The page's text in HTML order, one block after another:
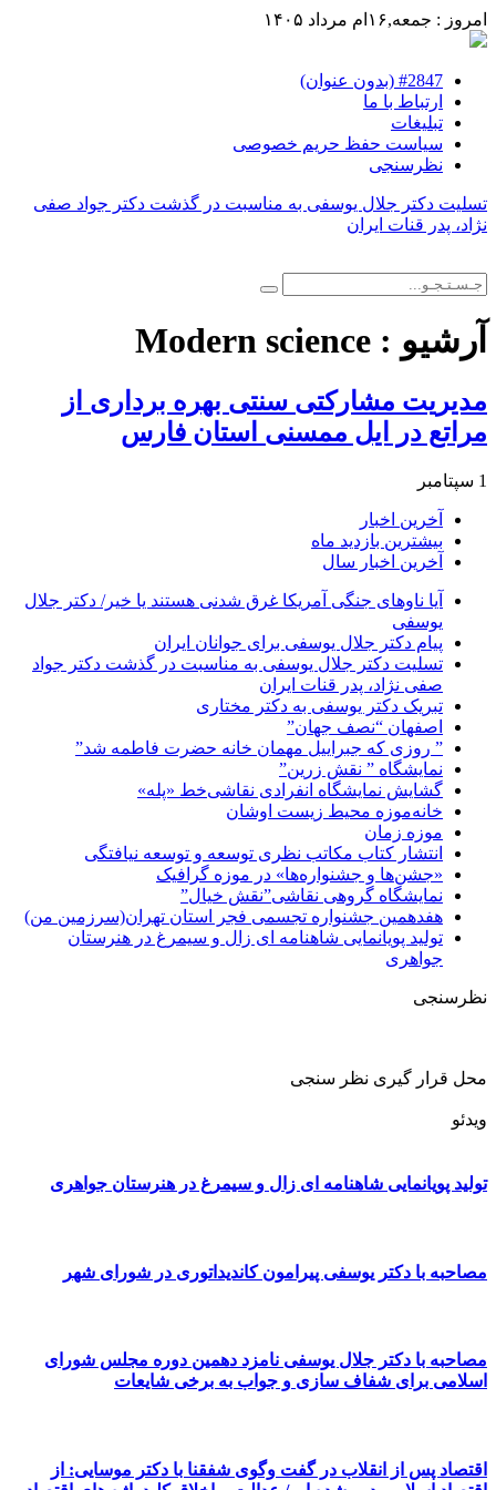
امروز : جمعه,۱۶ام مرداد ۱۴۰۵
#2847 (بدون عنوان)
ارتباط با ما
تبلیغات
سیاست حفظ حریم خصوصی
نظرسنجی
تسلیت دکتر جلال یوسفی به مناسبت در گذشت دکتر جواد صفی
نژاد، پدر قنات ایران
آرشیو : Modern science
مدیریت مشارکتی سنتی بهره برداری از
مراتع در ایل ممسنی استان فارس
1 سپتامبر
آخرین اخبار
بیشترین بازدید ماه
آخرین اخبار سال
آیا ناوهای جنگی آمریکا غرق شدنی هستند یا خیر/ دکتر جلال
یوسفی
پیام دکتر جلال یوسفی برای جوانان ایران
تسلیت دکتر جلال یوسفی به مناسبت در گذشت دکتر جواد
صفی نژاد، پدر قنات ایران
تبریک دکتر یوسفی به دکتر مختاری
اصفهان “نصف جهان”
” روزی که جبراییل مهمان خانه حضرت فاطمه شد”
نمایشگاه ” نقش زرین”
گشایش نمایشگاه انفرادی نقاشی‌خط «پله»
خانه‌موزه محیط‌ زیست اوشان
موزه زمان
انتشار کتاب مکاتب نظری توسعه و توسعه نیافتگی
«جشن‌ها و جشنواره‌ها» در موزه گرافیک
نمایشگاه گروهی نقاشی”نقش خیال”
هفدهمین جشنواره تجسمی فجر استان تهران(سرزمین من)
تولید پویانمایی شاهنامه ای زال و سیمرغ در هنرستان
جواهری
نظرسنجی
محل قرار گیری نظر سنجی
ویدئو
تولید پویانمایی شاهنامه ای زال و سیمرغ در هنرستان جواهری
مصاحبه با دکتر یوسفی پیرامون کاندیداتوری در شورای شهر
مصاحبه با دکتر جلال یوسفی نامزد دهمین دوره مجلس شورای
اسلامی برای شفاف سازی و جواب به برخی شایعات
اقتصاد پس از انقلاب در گفت وگوی شفقنا با دکتر موسایی: از